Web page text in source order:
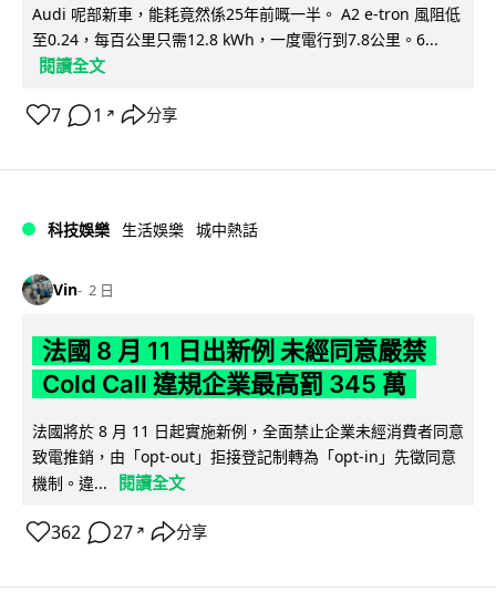
Audi 呢部新車，能耗竟然係25年前嘅一半。 A2 e-tron 風阻低
至0.24，每百公里只需12.8 kWh，一度電行到7.8公里。6...
閱讀全文
7 1 ↗ 分享
科技娛樂 生活娛樂 城中熱話
Vin 2 日
法國 8 月 11 日出新例 未經同意嚴禁
Cold Call 違規企業最高罰 345 萬
法國將於 8 月 11 日起實施新例，全面禁止企業未經消費者同意
致電推銷，由「opt-out」拒接登記制轉為「opt-in」先徵同意
機制。違...
閱讀全文
362 27 ↗ 分享